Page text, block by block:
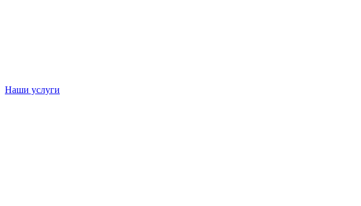
Наши услуги